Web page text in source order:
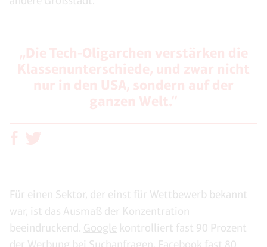
Für einen Sektor, der einst für Wettbewerb bekannt
war, ist das Ausmaß der Konzentration
beeindruckend. Google kontrolliert fast 90 Prozent
der Werbung bei Suchanfragen, Facebook fast 80